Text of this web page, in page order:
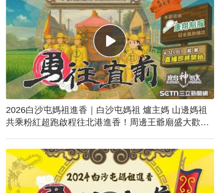
2026白沙屯媽祖進香｜白沙屯媽祖 爐主媽 山邊媽祖
共乘粉紅超跑啟程往北港進香！周邊王爺廟盛大歡